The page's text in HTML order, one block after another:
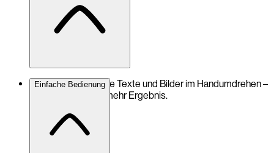
Erstelle hochwertige Texte und Bilder im Handumdrehen –
weniger Aufwand, mehr Ergebnis.
Einfache Bedienung